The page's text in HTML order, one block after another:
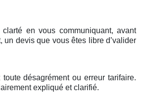
en vous communiquant, avant
un devis que vous êtes libre d’valider
désagrément ou erreur tarifaire.
expliqué et clarifié.